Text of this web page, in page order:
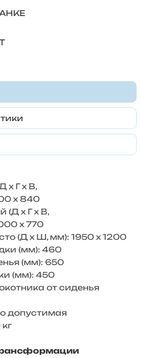
x Г х В,
x 840
(Д x Г х В,
x 770
(Д x Ш, мм): 1950 x 1200
(мм): 460
(мм): 650
(мм): 450
от сиденья
допустимая